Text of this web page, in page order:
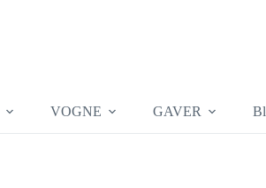
VOGNE GAVER